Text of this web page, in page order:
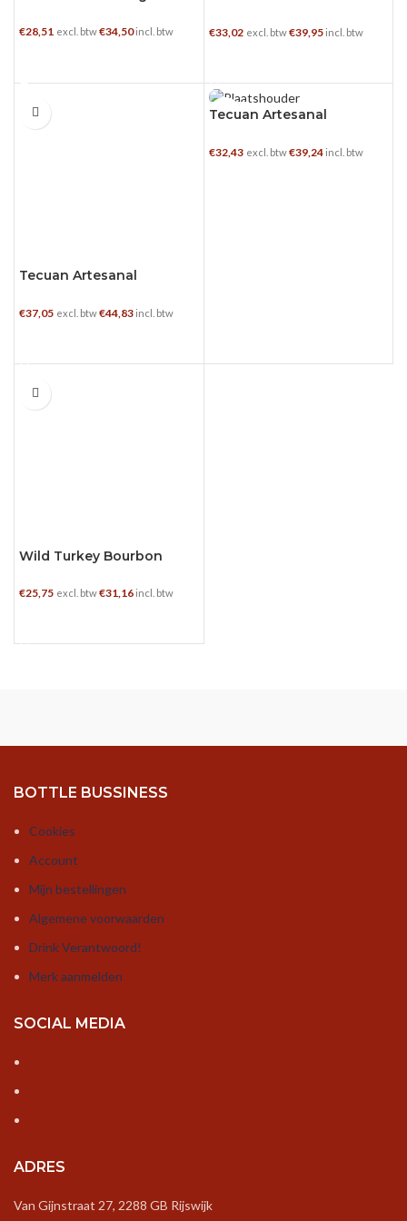
€28,51 excl. btw€34,50incl. btw €33,02 excl. btw€39,95incl. btw
1 L
Tecuan Artesanal
€37,05 excl. btw€44,83 incl. btw
0.7 L
Tecuan Artesanal
€32,43 excl. btw€39,24incl. btw
1 L
Wild Turkey Bourbon
€25,75 excl. btw€31,16 incl. btw
BOTTLE BUSSINESS
Cookies
Account
Mijn bestellingen
Algemene voorwaarden
Drink Verantwoord!
Merk aanmelden
SOCIAL MEDIA
ADRES
Van Gijnstraat 27, 2288 GB Rijswijk